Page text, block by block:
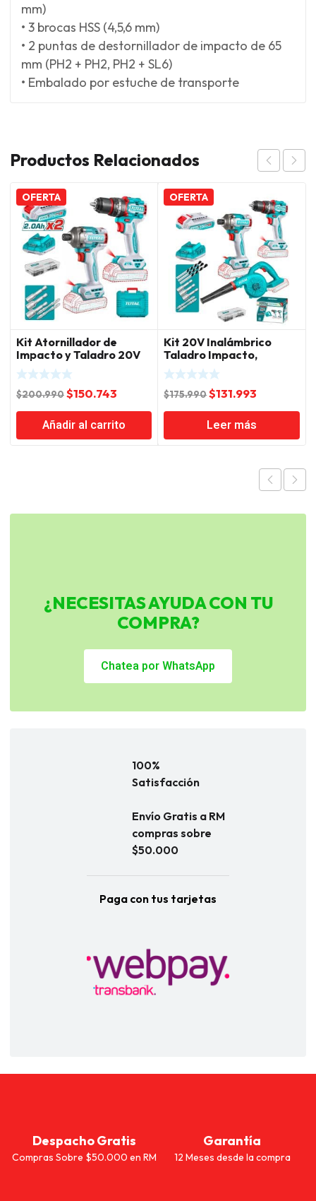
mm)
• 3 brocas HSS (4,5,6 mm)
• 2 puntas de destornillador de impacto de 65
mm (PH2 + PH2, PH2 + SL6)
• Embalado por estuche de transporte
Productos Relacionados
OFERTA
Kit Atornillador de
Impacto y Taladro 20V
con 2 Baterías y
Cargador Total
$200.990El
precio
original
era:
$150.743
precio
actual
es:
Añadir al carrito
OFERTA
Kit 20V Inalámbrico
Taladro Impacto,
Atornillador Impacto,
Soplador, Batería 2.0Ah
y Cargador Total
$175.990El
precio
original
era:
$131.993
precio
es:
Leer más
¿NECESITAS AYUDA CON TU
COMPRA?
Chatea por WhatsApp
100%
Satisfacción
Envío Gratis a RM
compras sobre
$50.000
Paga con tus tarjetas
Despacho Gratis
Compras Sobre $50.000 en RM
Garantía
12 Meses desde la compra